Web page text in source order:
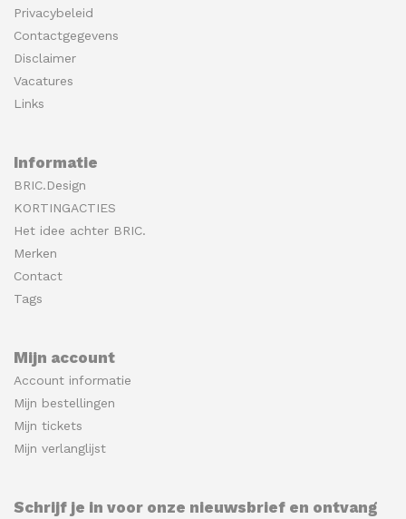
Privacybeleid
Contactgegevens
Disclaimer
Vacatures
Links
Informatie
BRIC.Design
KORTINGACTIES
Het idee achter BRIC.
Merken
Contact
Tags
Mijn account
Account informatie
Mijn bestellingen
Mijn tickets
Mijn verlanglijst
Schrijf je in voor onze nieuwsbrief en ontvang